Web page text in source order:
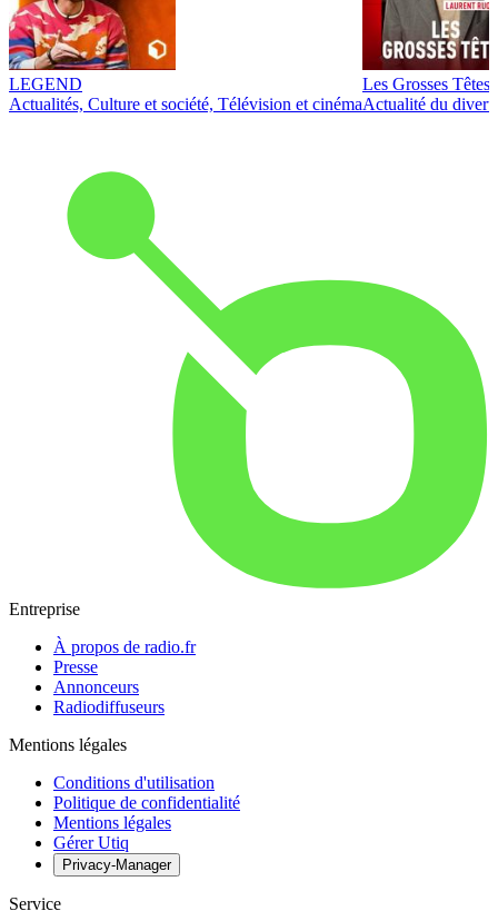
LEGEND
Actualités, Culture et société, Télévision et cinéma
Les Grosses Têtes
Actualité du
Entreprise
À propos de radio.fr
Presse
Annonceurs
Radiodiffuseurs
Mentions légales
Conditions d'utilisation
Politique de confidentialité
Mentions légales
Gérer Utiq
Privacy-Manager
Service